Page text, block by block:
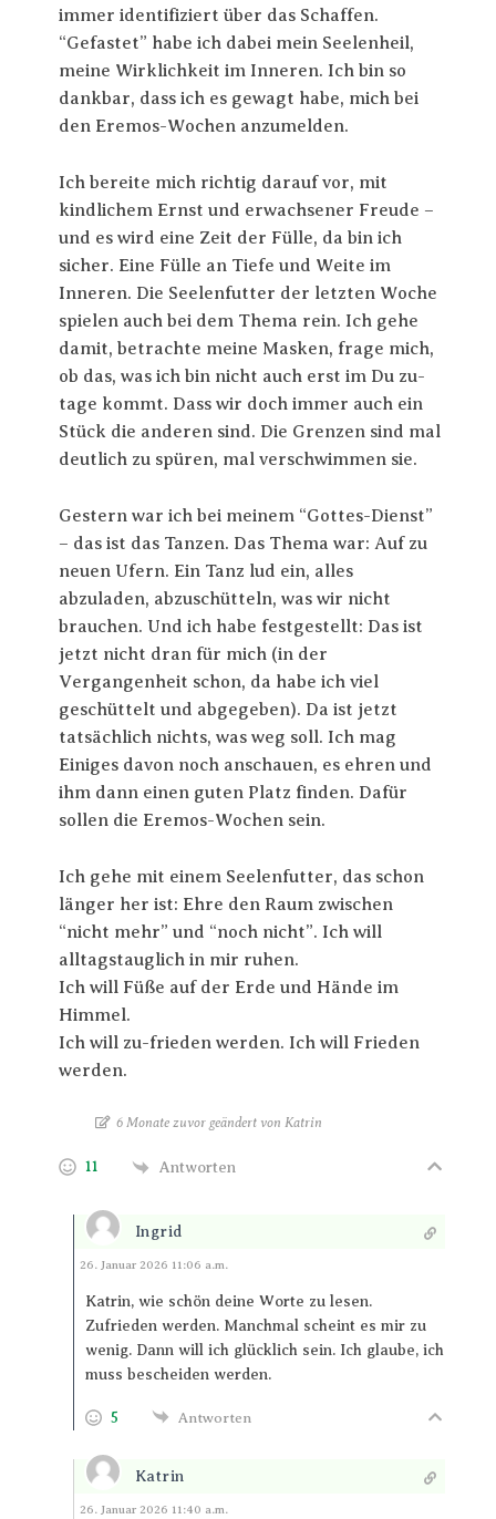
immer identifiziert über das Schaffen.
“Gefastet” habe ich dabei mein Seelenheil,
meine Wirklichkeit im Inneren. Ich bin so
dankbar, dass ich es gewagt habe, mich bei
den Eremos-Wochen anzumelden.
Ich bereite mich richtig darauf vor, mit
kindlichem Ernst und erwachsener Freude –
und es wird eine Zeit der Fülle, da bin ich
sicher. Eine Fülle an Tiefe und Weite im
Inneren. Die Seelenfutter der letzten Woche
spielen auch bei dem Thema rein. Ich gehe
damit, betrachte meine Masken, frage mich,
ob das, was ich bin nicht auch erst im Du zu-
tage kommt. Dass wir doch immer auch ein
Stück die anderen sind. Die Grenzen sind mal
deutlich zu spüren, mal verschwimmen sie.
Gestern war ich bei meinem “Gottes-Dienst”
– das ist das Tanzen. Das Thema war: Auf zu
neuen Ufern. Ein Tanz lud ein, alles
abzuladen, abzuschütteln, was wir nicht
brauchen. Und ich habe festgestellt: Das ist
jetzt nicht dran für mich (in der
Vergangenheit schon, da habe ich viel
geschüttelt und abgegeben). Da ist jetzt
tatsächlich nichts, was weg soll. Ich mag
Einiges davon noch anschauen, es ehren und
ihm dann einen guten Platz finden. Dafür
sollen die Eremos-Wochen sein.
Ich gehe mit einem Seelenfutter, das schon
länger her ist: Ehre den Raum zwischen
“nicht mehr” und “noch nicht”. Ich will
alltagstauglich in mir ruhen.
Ich will Füße auf der Erde und Hände im
Himmel.
Ich will zu-frieden werden. Ich will Frieden
werden.
6 Monate zuvor geändert von Katrin
11 Antworten
Ingrid
Antworten
26. Januar 2026 11:06 a.m.
Katrin, wie schön deine Worte zu lesen.
Zufrieden werden. Manchmal scheint es mir zu
wenig. Dann will ich glücklich sein. Ich glaube, ich
muss bescheiden werden.
5 Antworten
Katrin
Antworten
26. Januar 2026 11:40 a.m.